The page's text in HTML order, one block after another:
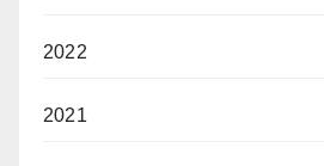
2022
2021